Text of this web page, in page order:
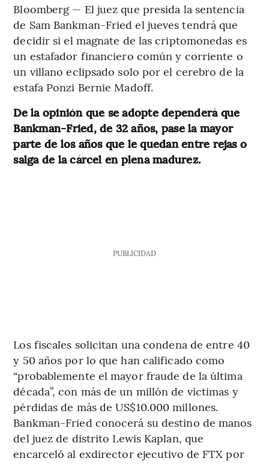
Bloomberg — El juez que presida la sentencia
de Sam Bankman-Fried el jueves tendrá que
decidir si el magnate de las criptomonedas es
un estafador financiero común y corriente o
un villano eclipsado solo por el cerebro de la
estafa Ponzi Bernie Madoff.
De la opinión que se adopte dependerá que
Bankman-Fried, de 32 años, pase la mayor
parte de los años que le quedan entre rejas o
salga de la cárcel en plena madurez.
PUBLICIDAD
Los fiscales solicitan una condena de entre 40
y 50 años por lo que han calificado como
“probablemente el mayor fraude de la última
década”, con más de un millón de víctimas y
pérdidas de más de US$10.000 millones.
Bankman-Fried conocerá su destino de manos
del juez de distrito Lewis Kaplan, que
encarceló al exdirector ejecutivo de FTX por